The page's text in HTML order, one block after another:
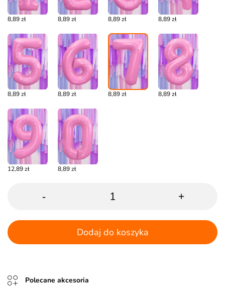
8,89 zł 8,89 zł 8,89 zł 8,89 zł
8,89 zł 8,89 zł 8,89 zł 8,89 zł
12,89 zł 8,89 zł
- +
Dodaj do koszyka
Polecane akcesoria